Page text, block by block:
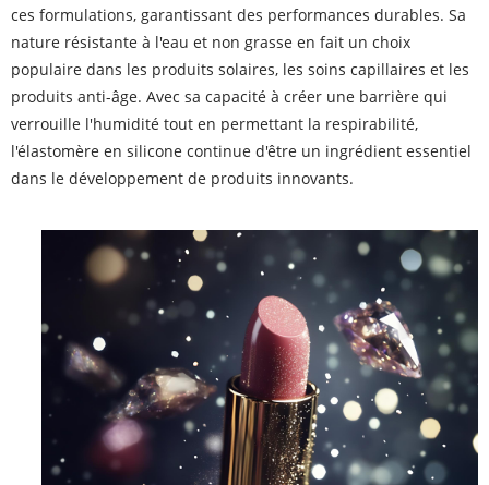
ces formulations, garantissant des performances durables. Sa
nature résistante à l'eau et non grasse en fait un choix
populaire dans les produits solaires, les soins capillaires et les
produits anti-âge. Avec sa capacité à créer une barrière qui
verrouille l'humidité tout en permettant la respirabilité,
l'élastomère en silicone continue d'être un ingrédient essentiel
dans le développement de produits innovants.